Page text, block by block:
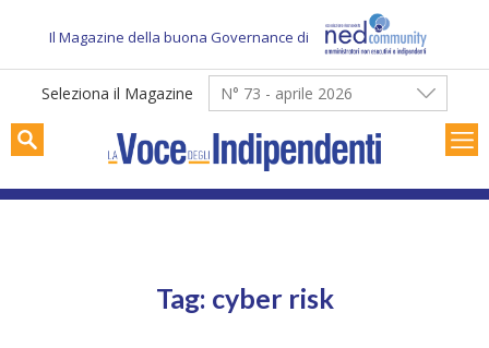
content
Il Magazine della buona Governance di
Seleziona il Magazine N° 73 - aprile 2026
Tag: cyber risk